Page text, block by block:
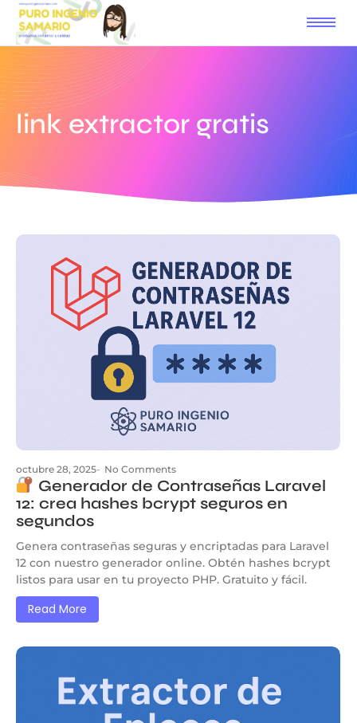
link extractor gratis
octubre 28, 2025- No Comments
Generador de Contraseñas Laravel
12: crea hashes bcrypt seguros en
segundos
Genera contraseñas seguras y encriptadas para Laravel
12 con nuestro generador online. Obtén hashes bcrypt
listos para usar en tu proyecto PHP. Gratuito y fácil.
Read More